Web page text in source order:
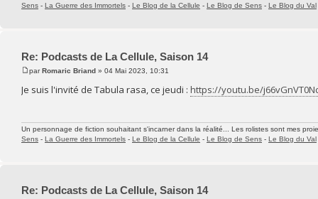
Sens - La Guerre des Immortels - Le Blog de la Cellule - Le Blog de Sens - Le Blog du Val
Re: Podcasts de La Cellule, Saison 14
parRomaric Briand » 04 Mai 2023, 10:31
Je suis l'invité de Tabula rasa, ce jeudi : https://youtu.be/
Un personnage de fiction souhaitant s'incarner dans la réalité... Les rolistes sont mes
Sens - La Guerre des Immortels - Le Blog de la Cellule - Le Blog de Sens - Le Blog du Val
Re: Podcasts de La Cellule, Saison 14